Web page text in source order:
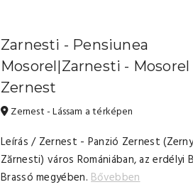
Zarnesti - Pensiunea
Mosorel|Zarnesti - Mosorel
Zernest
Zernest - Lássam a térképen
Leírás / Zernest - Panzió Zernest
Zărnesti) város Romániában, az erdélyi
Brassó megyében.Bővebben